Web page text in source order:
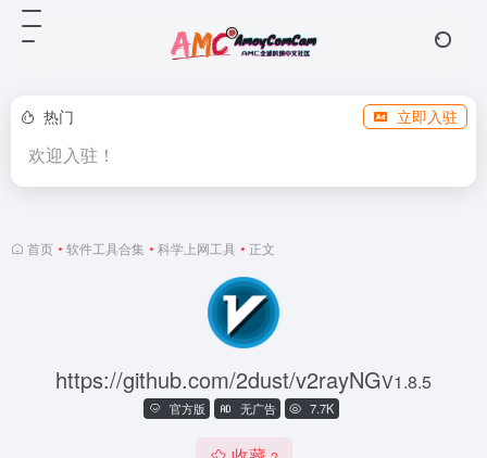
热门 立即入驻
欢迎入驻！
首页 • 软件工具合集 • 科学上网工具 • 正文
https://github.com/2dust/v2rayNGV1.8.5
官方版 无广告 7.7K